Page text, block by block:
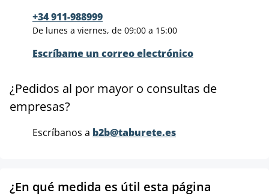
+34 911-988999
De lunes a viernes, de 09:00 a 15:00
Escríbame un correo electrónico
¿Pedidos al por mayor o consultas de
empresas?
Escríbanos a b2b@taburete.es
¿En qué medida es útil esta página